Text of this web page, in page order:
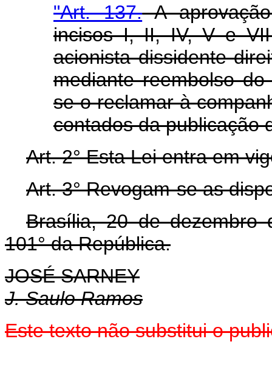
"Art. 137.A
incisos I, II, IV, V e
acionista dissidente
mediante reembolso
se o reclamar à
contados da publicação
Art. 2° Esta Lei entra em
Art. 3° Revogam-se as
Brasília, 20 de dezembro
101° da República.
JOSÉ SARNEY
J. Saulo Ramos
Este texto não substitui o